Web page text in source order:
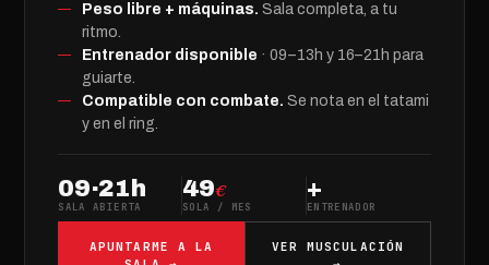
Peso libre + máquinas. Sala completa, a tu
ritmo.
Entrenador disponible · 09–13h y 16–21h para
guiarte.
Compatible con combate. Se nota en el tatami
y en el ring.
09·21h
SALA ABIERTA
49€
SOLA / MES
+
ENTRENADOR
APUNTARME A LA
VER MUSCULACIÓN